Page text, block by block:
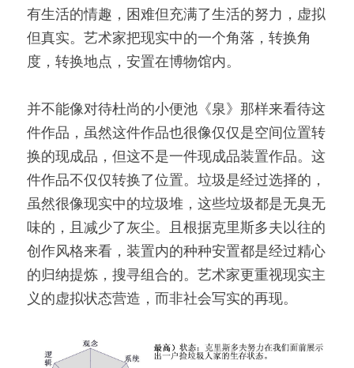
有生活的情趣，困难但充满了生活的努力，虚拟
但真实。艺术家把现实中的一个角落，转换角
度，转换地点，安置在博物馆内。
并不能像对待杜尚的小便池《泉》那样来看待这
件作品，虽然这件作品也很像仅仅是空间位置转
换的现成品，但这不是一件现成品装置作品。这
件作品不仅仅转换了位置。垃圾是经过选择的，
虽然很像现实中的垃圾堆，这些垃圾都是无臭无
味的，且减少了灰尘。且根据克里斯多夫以往的
创作风格来看，装置内的种种安置都是经过精心
的归纳提炼，搜寻组合的。艺术家更重视现实主
义的虚拟状态营造，而非社会写实的再现。